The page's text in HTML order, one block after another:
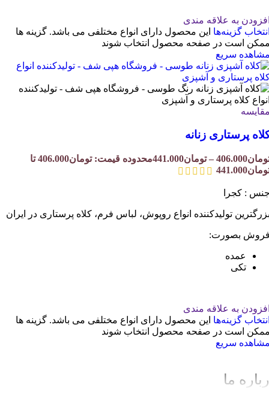
به علاقه مندی
گزینه‌ها این محصول دارای انواع مختلفی می باشد. گزینه ها
است در صفحه محصول انتخاب شوند
سریع
پرستاری زنانه
406.000
– تومان441.000
محدوده قیمت: تومان406.000 تا
: کجرا
تولیدکننده انواع روپوش، لباس فرم، کلاه پرستاری در ایران
بصورت:
عمده
تکی
به علاقه مندی
گزینه‌ها این محصول دارای انواع مختلفی می باشد. گزینه ها
است در صفحه محصول انتخاب شوند
سریع
ما